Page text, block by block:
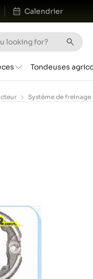
Calendrier
Tondeuses
Système de freinage